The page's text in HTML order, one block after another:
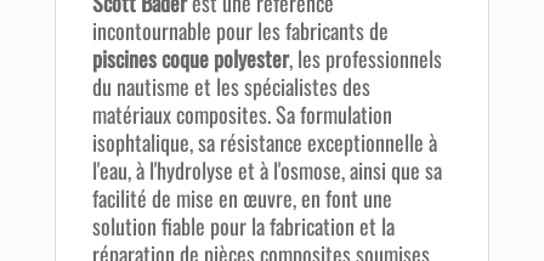
incontournable pour les fabricants de
piscines coque polyester, les professionnels
du nautisme et les spécialistes des
matériaux composites. Sa formulation
isophtalique, sa résistance exceptionnelle à
l'eau, à l'hydrolyse et à l'osmose, ainsi que sa
facilité de mise en œuvre, en font une
solution fiable pour la fabrication et la
réparation de pièces composites soumises